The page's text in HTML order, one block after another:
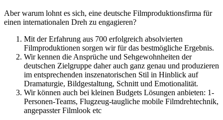
Aber warum lohnt es sich, eine deutsche Filmproduktionsfirma für
einen internationalen Dreh zu engagieren?
Mit der Erfahrung aus 700 erfolgreich absolvierten
Filmproduktionen sorgen wir für das bestmögliche Ergebnis.
Wir kennen die Ansprüche und Sehgewohnheiten der
deutschen Zielgruppe daher auch ganz genau und produzieren
im entsprechenden inszenatorischen Stil in Hinblick auf
Dramaturgie, Bildgestaltung, Schnitt und Emotionalität.
Wir können auch bei kleinen Budgets Lösungen anbieten: 1-
Personen-Teams, Flugzeug-taugliche mobile Filmdrehtechnik,
angepasster Filmlook etc